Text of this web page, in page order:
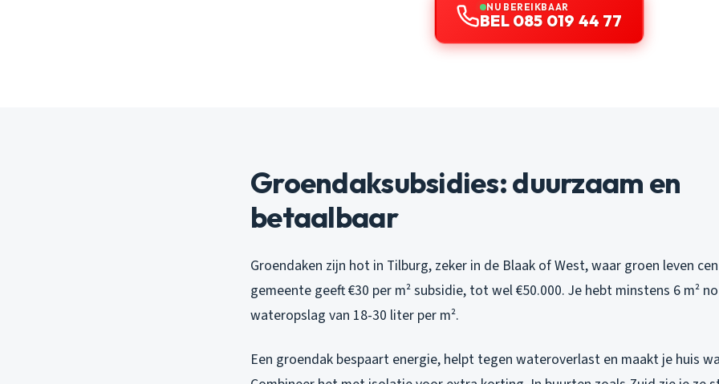
NU BEREIKBAAR
BEL 085 019 44 77
Groendaksubsidies: duurzaam en
betaalbaar
Groendaken zijn hot in Tilburg, zeker in de Blaak of West, waar groen leven
gemeente geeft €30 per m² subsidie, tot wel €50.000. Je hebt minstens 6 m²
wateropslag van 18-30 liter per m².
Een groendak bespaart energie, helpt tegen wateroverlast en maakt je huis